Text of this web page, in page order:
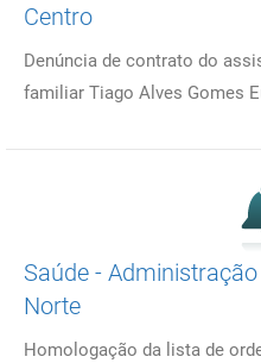
Centro
Denúncia de contrato do
familiar Tiago Alves Gomes
Saúde -
Norte
Homologação da lista de